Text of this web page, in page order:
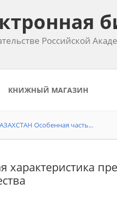
Российской
КНИЖНЫЙ МАГАЗИН
Особенная часть...
характеристика